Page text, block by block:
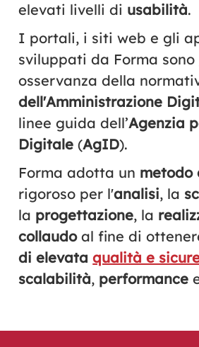
elevati livelli di usabilità.
I portali, i siti web e gli
sviluppati da Forma sono
osservanza della
dell'Amministrazione
linee guida dell’Agenzia
Digitale (AgID).
Forma adotta un metodo
rigoroso per l'analisi, la
la progettazione, la
collaudoal fine di
di elevataqualità e
scalabilità, performance